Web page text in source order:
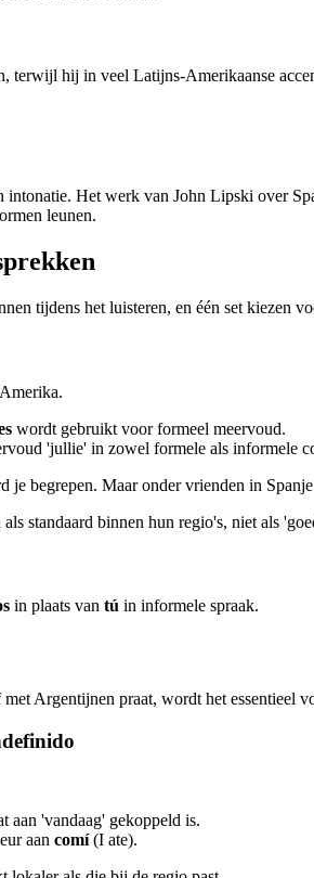
terwijl hij in veel Latijns-Amerikaanse
Het werk van John Lipski over
leunen.
tijdens het luisteren, en één set kiezen
wordt gebruikt voor formeel meervoud.
'jullie' in zowel formele als informele
je begrepen. Maar onder vrienden in
standaard binnen hun regio's, niet als
in plaats van tú in informele spraak.
Argentijnen praat, wordt het essentieel
aan 'vandaag' gekoppeld is.
aan comí(I ate).